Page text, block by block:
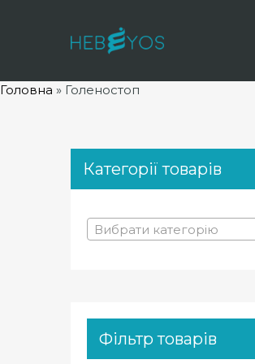
Головна » Голеностоп
Категорії товарів
Вибрати категорію
Фільтр товарів